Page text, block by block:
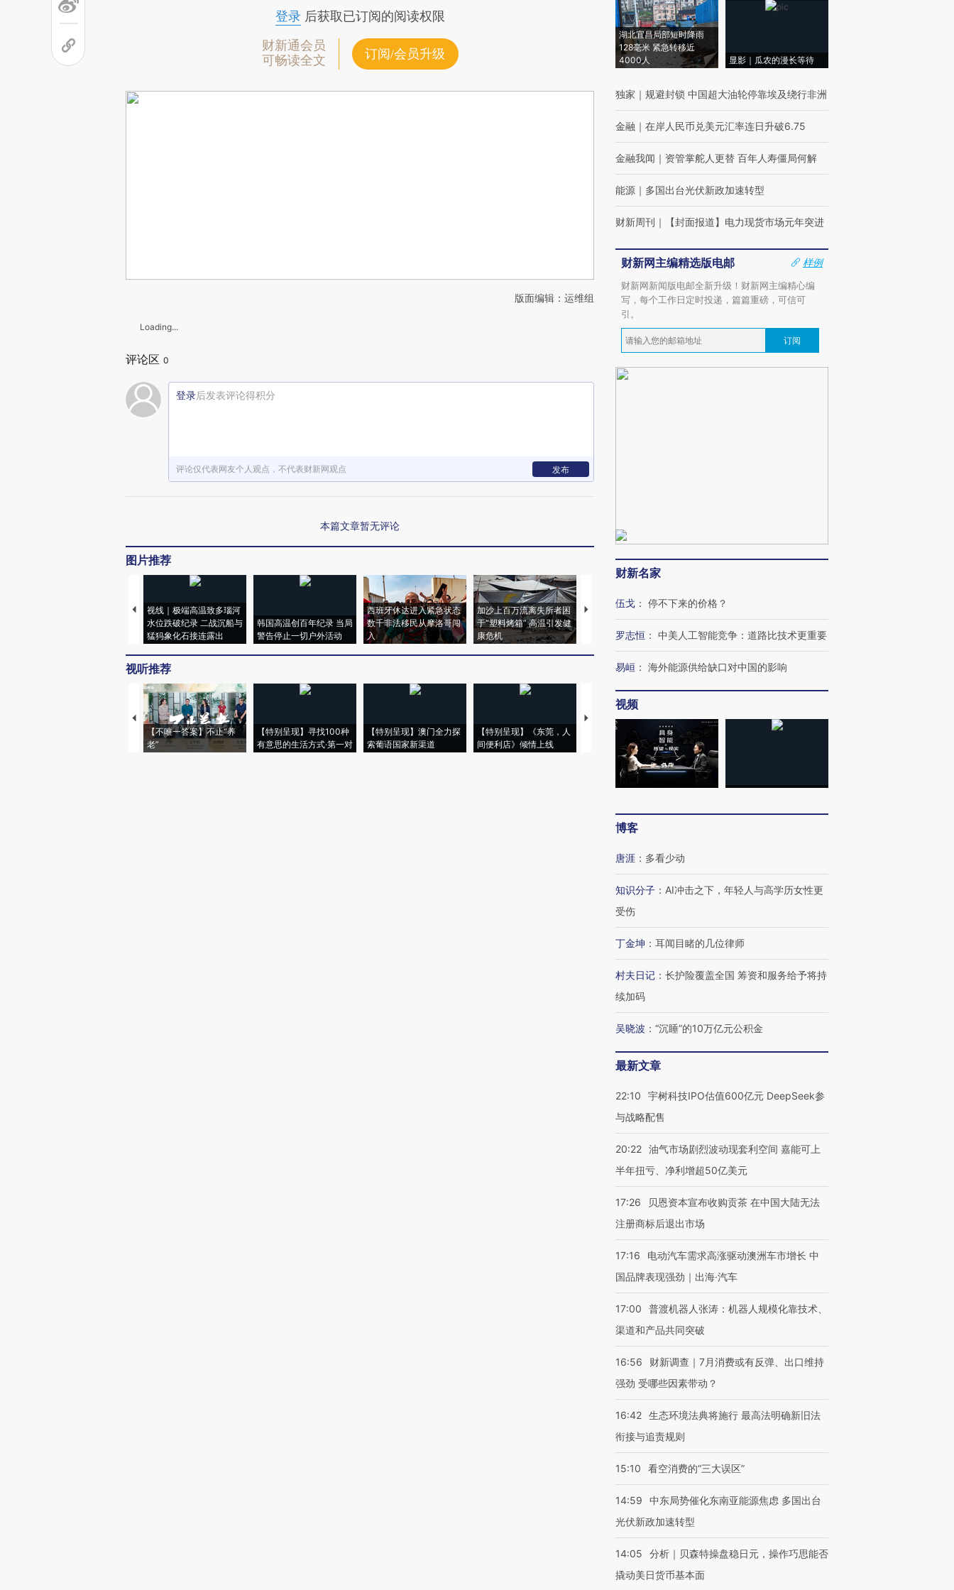
登录后获取已订阅的阅读权限
财新通会员
可畅读全文
订阅/会员升级
版面编辑：运维组
Loading...
评论区 0
登录后发表评论得积分
评论仅代表网友个人观点，不代表财新网观点 发布
本篇文章暂无评论
图片推荐
视线｜极端高温致多瑙河
水位跌破纪录 二战沉船与
猛犸象化石接连露出
韩国高温创百年纪录 当局
警告停止一切户外活动
西班牙休达进入紧急状态
数千非法移民从摩洛哥闯
入
加沙上百万流离失所者困
于“塑料烤箱” 高温引发健
康危机
视线｜HYROX的吸金
术：是什么让中产们甘
心“花钱找虐”？
马航飞行员跨国走私7万
粒摇头丸 尿检体内含3种
毒品
度Z世代 用街头抗争将教
育部长拱下台
视听推荐
【不唯一答案】不止“养
老”
【特别呈现】寻找100种
有意思的生活方式·第一对
【特别呈现】澳门全力探
索葡语国家新渠道
【特别呈现】《东莞，人
间便利店》倾情上线
【推广】走进第四届链博
会，让数智科技“链”接产
【特别呈现】寻找100种
有意思的生活方式·第三对
【商旅对话】华住集团
湖北宜昌局部短时降雨
128毫米 紧急转移近
4000人
显影｜瓜农的漫长等待
独家 ｜ 规避封锁 中国超大油轮停靠埃及绕行非洲
金融 ｜ 在岸人民币兑美元汇率连日升破6.75
金融我闻 ｜ 资管掌舵人更替 百年人寿僵局何解
能源 ｜ 多国出台光伏新政加速转型
财新周刊 ｜ 【封面报道】电力现货市场元年突进
财新网主编精选版电邮
样例
财新网新闻版电邮全新升级！财新网主编精心编
写，每个工作日定时投递，篇篇重磅，可信可
引。
订阅
财新名家
伍戈 ： 停不下来的价格？
罗志恒 ： 中美人工智能竞争：道路比技术更重要
易峘 ： 海外能源供给缺口对中国的影响
视频
博客
唐涯 ： 多看少动
知识分子 ： AI冲击之下，年轻人与高学历女性更
受伤
丁金坤 ： 耳闻目睹的几位律师
村夫日记 ： 长护险覆盖全国 筹资和服务给予将持
续加码
吴晓波 ： “沉睡”的10万亿元公积金
最新文章
22:10
宇树科技IPO估值600亿元 DeepSeek参
与战略配售
20:22 油气市场剧烈波动现套利空间 嘉能可上
半年扭亏、净利增超50亿美元
17:26
贝恩资本宣布收购贡茶 在中国大陆无法
注册商标后退出市场
17:16
电动汽车需求高涨驱动澳洲车市增长 中
国品牌表现强劲｜出海·汽车
17:00
普渡机器人张涛：机器人规模化靠技术、
渠道和产品共同突破
16:56
财新调查｜7月消费或有反弹、出口维持
强劲 受哪些因素带动？
16:42 生态环境法典将施行 最高法明确新旧法
衔接与追责规则
15:10 看空消费的“三大误区”
14:59
中东局势催化东南亚能源焦虑 多国出台
光伏新政加速转型
14:05
分析｜贝森特操盘稳日元，操作巧思能否
撬动美日货币基本面